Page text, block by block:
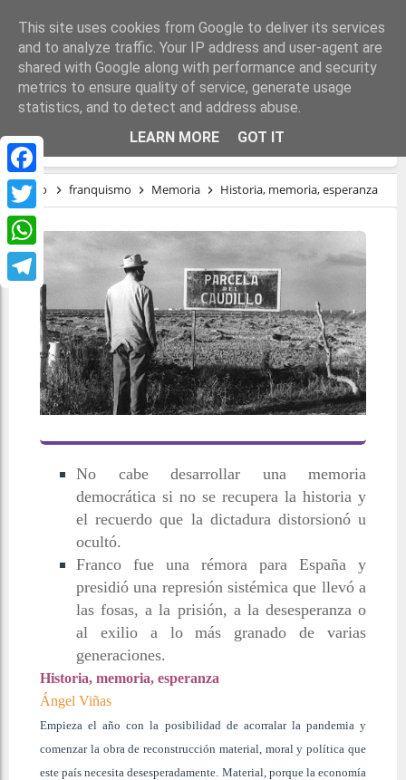
Facebook
Twitter
WhatsApp
Telegram
HISTORIA, MEMORIA, ESPERANZA
Inicio franquismo Memoria Historia, memoria, esperanza
No cabe desarrollar una memoria
democrática si no se recupera la historia y
el recuerdo que la dictadura distorsionó u
ocultó.
Franco fue una rémora para España y
presidió una represión sistémica que llevó a
las fosas, a la prisión, a la desesperanza o
al exilio a lo más granado de varias
generaciones.
Historia, memoria, esperanza
Ángel Viñas
Empieza el año con la posibilidad de acorralar la pandemia y
comenzar la obra de reconstrucción material, moral y política que
este país necesita desesperadamente. Material, porque la economía
This site uses cookies from Google to deliver its services
and to analyze traffic. Your IP address and user-agent are
shared with Google along with performance and security
metrics to ensure quality of service, generate usage
statistics, and to detect and address abuse.
LEARN MORE
GOT IT